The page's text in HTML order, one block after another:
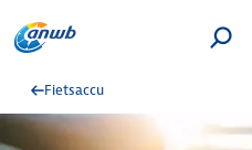
Fietsaccu